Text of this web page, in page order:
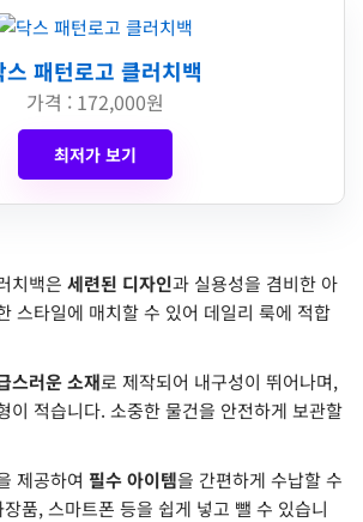
스 패턴로고 클러치백
가격 : 172,000원
최저가 보기
치백은 세련된 디자인과 실용성을 겸비한 아
스타일에 매치할 수 있어 데일리 룩에 적합
스러운 소재로 제작되어 내구성이 뛰어나며,
이 적습니다. 소중한 물건을 안전하게 보관할
제공하여 필수 아이템을 간편하게 수납할 수
품, 스마트폰 등을 쉽게 넣고 뺄 수 있습니